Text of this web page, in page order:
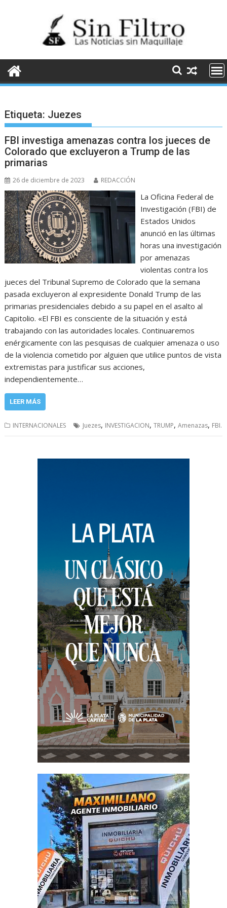
Etiqueta: Juezes
FBI investiga amenazas contra los jueces de
Colorado que excluyeron a Trump de las
primarias
26 de diciembre de 2023 REDACCIÓN
La Oficina Federal de
Investigación (FBI) de
Estados Unidos
anunció en las últimas
horas una investigación
por amenazas
violentas contra los
jueces del Tribunal Supremo de Colorado que la semana
pasada excluyeron al expresidente Donald Trump de las
primarias presidenciales debido a su papel en el asalto al
Capitolio. «El FBI es consciente de la situación y está
trabajando con las autoridades locales. Continuaremos
enérgicamente con las pesquisas de cualquier amenaza o uso
de la violencia cometido por alguien que utilice puntos de vista
extremistas para justificar sus acciones,
independientemente…
LEER MÁS
INTERNACIONALES Juezes, INVESTIGACION,TRUMP,Amenazas, FBI.